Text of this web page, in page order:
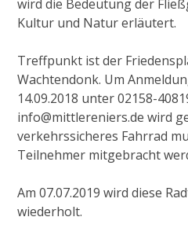
Grefrath-Vinkrath
2016
Mündung
wird die Bedeutung der
Kultur und Natur erläutert.
Treffpunkt ist der
Wachtendonk. Um
14.09.2018 unter 02158-
info@mittlereniers.de wird
verkehrssicheres Fahrrad
Teilnehmer mitgebracht
Am 07.07.2019 wird diese
wiederholt.